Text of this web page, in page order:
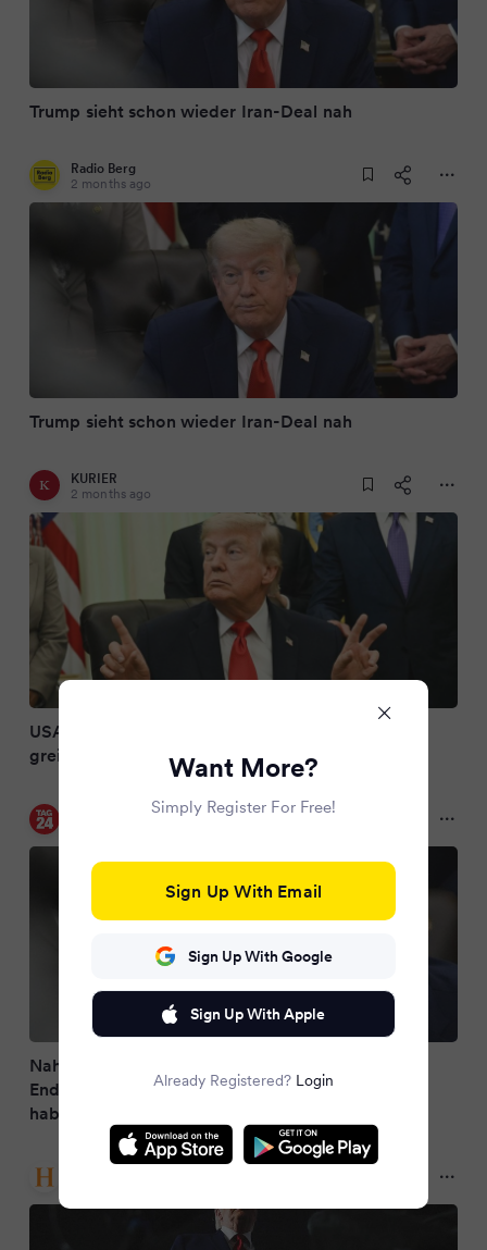
Trump sieht schon wieder Iran-Deal nah
Radio Berg
2 months ago
Trump sieht schon wieder Iran-Deal nah
KURIER
2 months ago
USA und Iran einigen sich: "Frieden noch nie so
greifbar wie jetzt"
Nahost-Konflikt: USA und Iran sollen sich auf
Endfassung von Friedensvereinbarung geeinigt
haben!
Want More?
Simply Register For Free!
Sign Up With Email
Sign Up With Google
Sign Up With Apple
Already Registered? Login